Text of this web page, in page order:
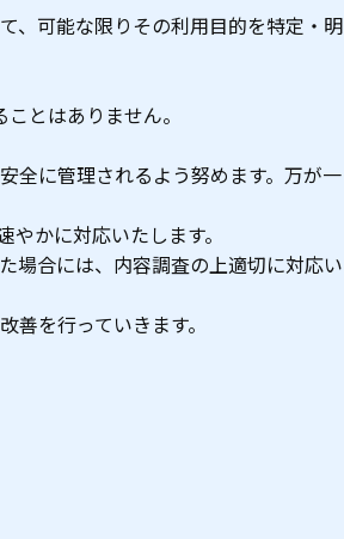
、可能な限りその利用目的を特定・明
とはありません。
全に管理されるよう努めます。万が一
かに対応いたします。
場合には、内容調査の上適切に対応い
を行っていきます。